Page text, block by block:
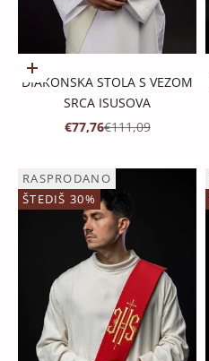
Dodaj u košaricu
DIAKONSKA STOLA S VEZOM
SRCA ISUSOVA
PROMOTIVNA CIJENA
€77,76REDOVNA CIJENA
€111,09
RASPRODANO
ŠTEDIŠ 30%